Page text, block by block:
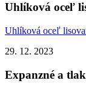
Uhlíková oceľ
Uhlíková oceľ
29. 12. 2023
Expanzné a